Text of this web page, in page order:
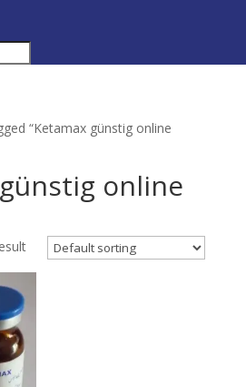
“Ketamax günstig online
online